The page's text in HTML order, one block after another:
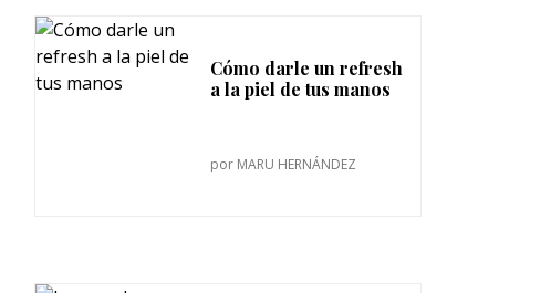
Cómo darle un refresh
a la piel de tus manos
por MARU HERNÁNDEZ